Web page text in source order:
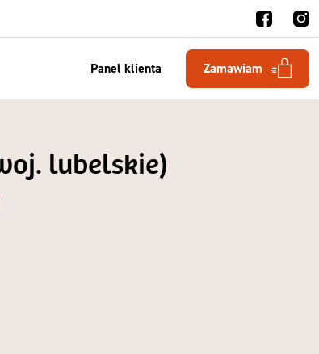
Panel klienta Zamawiam
lubelskie)